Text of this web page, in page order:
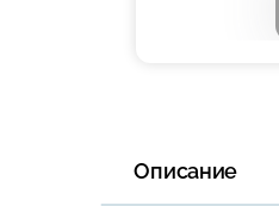
Описание